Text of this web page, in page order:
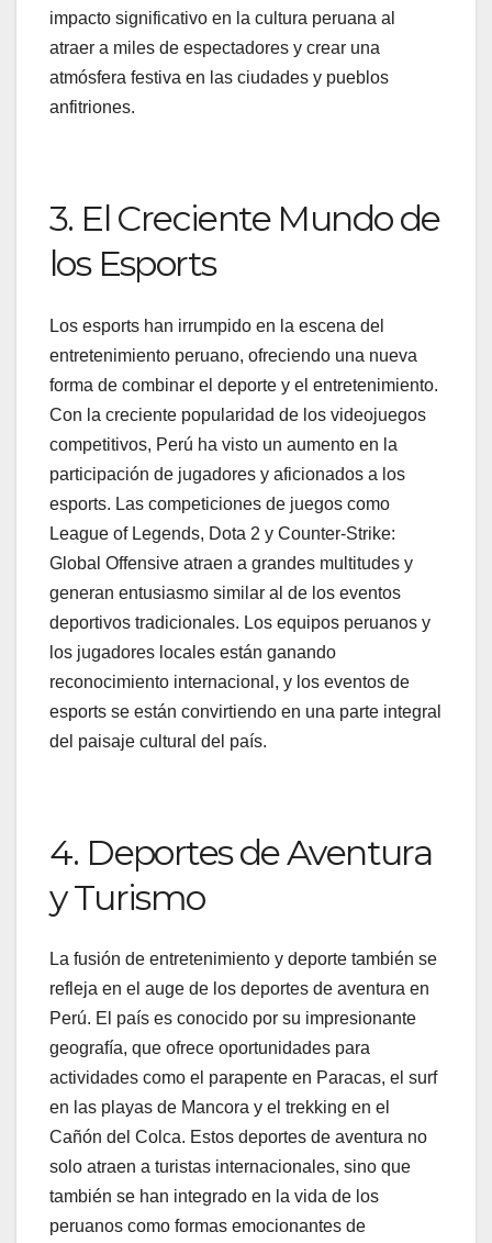
impacto significativo en la cultura peruana al
atraer a miles de espectadores y crear una
atmósfera festiva en las ciudades y pueblos
anfitriones.
3. El Creciente Mundo de
los Esports
Los esports han irrumpido en la escena del
entretenimiento peruano, ofreciendo una nueva
forma de combinar el deporte y el entretenimiento.
Con la creciente popularidad de los videojuegos
competitivos, Perú ha visto un aumento en la
participación de jugadores y aficionados a los
esports. Las competiciones de juegos como
League of Legends, Dota 2 y Counter-Strike:
Global Offensive atraen a grandes multitudes y
generan entusiasmo similar al de los eventos
deportivos tradicionales. Los equipos peruanos y
los jugadores locales están ganando
reconocimiento internacional, y los eventos de
esports se están convirtiendo en una parte integral
del paisaje cultural del país.
4. Deportes de Aventura
y Turismo
La fusión de entretenimiento y deporte también se
refleja en el auge de los deportes de aventura en
Perú. El país es conocido por su impresionante
geografía, que ofrece oportunidades para
actividades como el parapente en Paracas, el surf
en las playas de Mancora y el trekking en el
Cañón del Colca. Estos deportes de aventura no
solo atraen a turistas internacionales, sino que
también se han integrado en la vida de los
peruanos como formas emocionantes de